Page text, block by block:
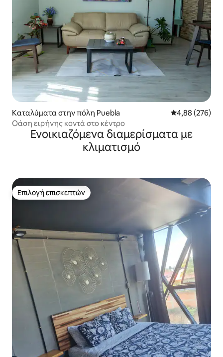
Καταλύματα στην πόλη Puebla Μέση
4,88 (276)
Οάση ειρήνης κοντά στο κέντρο
Ενοικιαζόμενα διαμερίσματα με
κλιματισμό
Επιλογή επισκεπτών
Επιλογή επισκεπτών